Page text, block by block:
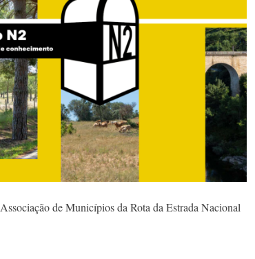
Associação de Municípios da Rota da Estrada Nacional